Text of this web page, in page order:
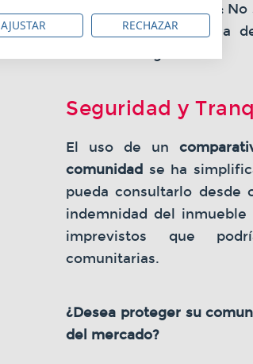
Comparar servicios:No
adicionales como la
Seguridad y
El uso de un
comunidad se ha
pueda consultarlo desde
indemnidad del
imprevistos que
comunitarias.
¿Desea proteger su
del mercado?
AJUSTAR RECHAZAR